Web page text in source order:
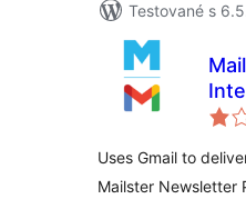
Testované s
Uses Gmail to
Mailster Newsletter